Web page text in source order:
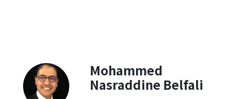
Mohammed
Nasraddine Belfali